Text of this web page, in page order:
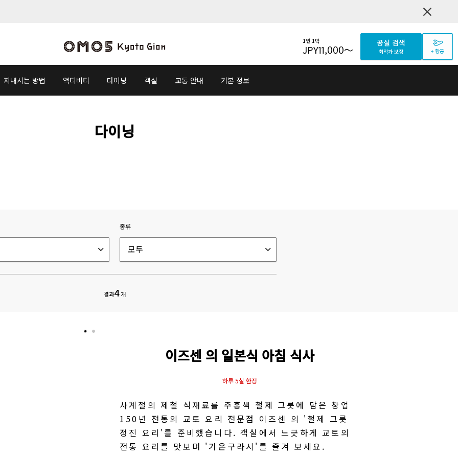
1인 1박
JPY11,000～
공실 검색
최적가 보장 + 항공
지내시는 방법 액티비티 다이닝 객실 교통 안내 기본 정보
다이닝
종류
모두
결과4개
이즈센 의 일본식 아침 식사
하루 5실 한정
사계절의 제철 식재료를 주홍색 철제 그릇에 담은 창업
150년 전통의 교토 요리 전문점 이즈센 의 '철제 그릇
정진 요리'를 준비했습니다. 객실에서 느긋하게 교토의
전통 요리를 맛보며 '기온구라시'를 즐겨 보세요.